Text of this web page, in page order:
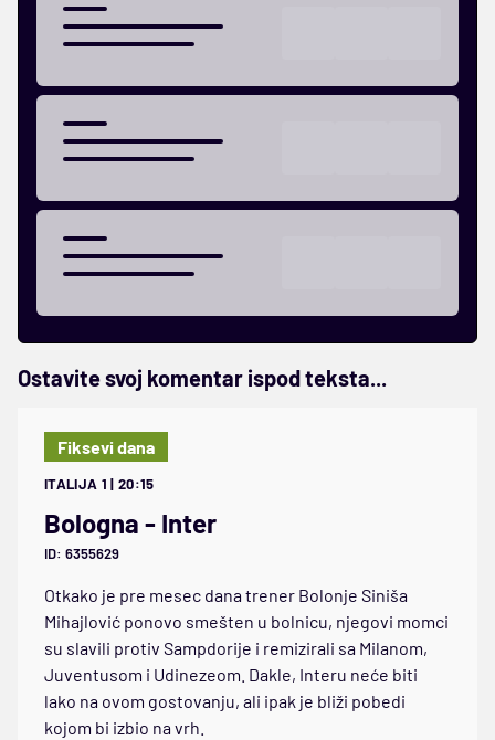
Ostavite svoj komentar ispod teksta...
Fiksevi dana
ITALIJA 1 | 20:15
Bologna - Inter
ID: 6355629
Otkako je pre mesec dana trener Bolonje Siniša
Mihajlović ponovo smešten u bolnicu, njegovi momci
su slavili protiv Sampdorije i remizirali sa Milanom,
Juventusom i Udinezeom. Dakle, Interu neće biti
lako na ovom gostovanju, ali ipak je bliži pobedi
kojom bi izbio na vrh.